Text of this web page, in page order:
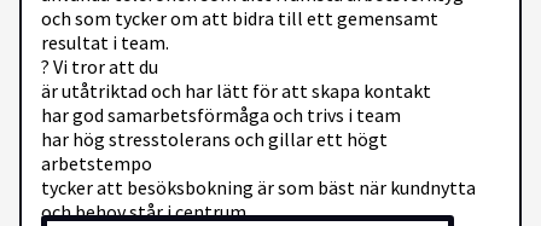
och som tycker om att bidra till ett gemensamt
resultat i team.
? Vi tror att du
är utåtriktad och har lätt för att skapa kontakt
har god samarbetsförmåga och trivs i team
har hög stresstolerans och gillar ett högt
arbetstempo
tycker att besöksbokning är som bäst när kundnytta
och behov står i centrum